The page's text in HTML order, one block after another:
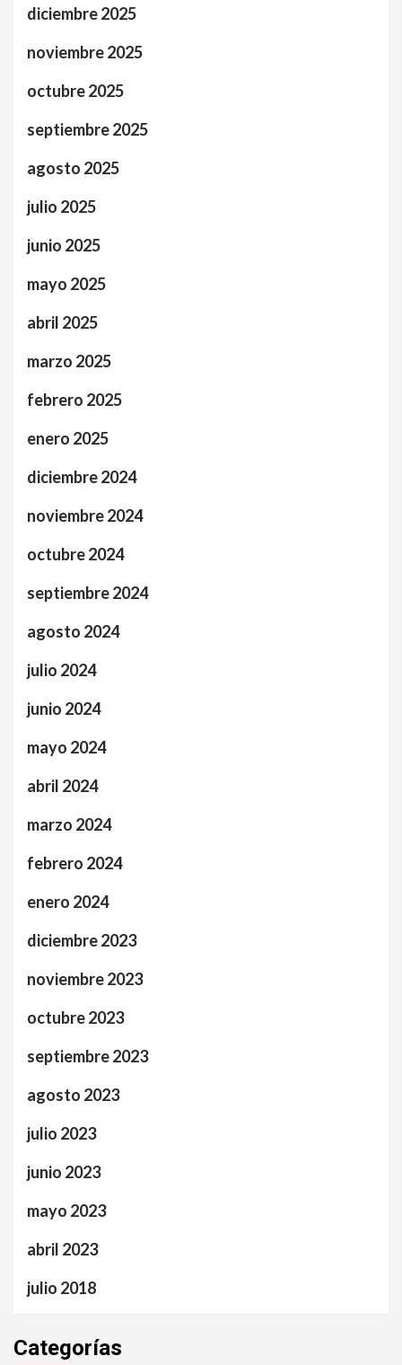
diciembre 2025
noviembre 2025
octubre 2025
septiembre 2025
agosto 2025
julio 2025
junio 2025
mayo 2025
abril 2025
marzo 2025
febrero 2025
enero 2025
diciembre 2024
noviembre 2024
octubre 2024
septiembre 2024
agosto 2024
julio 2024
junio 2024
mayo 2024
abril 2024
marzo 2024
febrero 2024
enero 2024
diciembre 2023
noviembre 2023
octubre 2023
septiembre 2023
agosto 2023
julio 2023
junio 2023
mayo 2023
abril 2023
julio 2018
Categorías